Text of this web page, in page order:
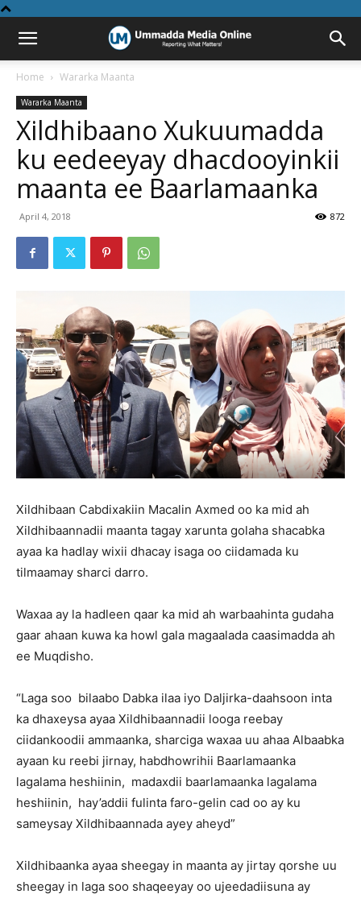
Home Wararka Maanta
Wararka Maanta
Xildhibaano Xukuumadda
ku eedeeyay dhacdooyinkii
maanta ee Baarlamaanka
April 4, 2018 872
Xildhibaan Cabdixakiin Macalin Axmed oo ka mid ah
Xildhibaannadii maanta tagay xarunta golaha shacabka
ayaa ka hadlay wixii dhacay isaga oo ciidamada ku
tilmaamay sharci darro.
Waxaa ay la hadleen qaar ka mid ah warbaahinta gudaha
gaar ahaan kuwa ka howl gala magaalada caasimadda ah
ee Muqdisho.
“Laga soo bilaabo Dabka ilaa iyo Daljirka-daahsoon inta
ka dhaxeysa ayaa Xildhibaannadii looga reebay
ciidankoodii ammaanka, sharciga waxaa uu ahaa Albaabka
ayaan ku reebi jirnay, habdhowrihii Baarlamaanka
lagalama heshiinin, madaxdii baarlamaanka lagalama
heshiinin, hay’addii fulinta faro-gelin cad oo ay ku
sameysay Xildhibaannada ayey aheyd”
Xildhibaanka ayaa sheegay in maanta ay jirtay qorshe uu
sheegay in laga soo shaqeeyay oo ujeedadiisuna ay